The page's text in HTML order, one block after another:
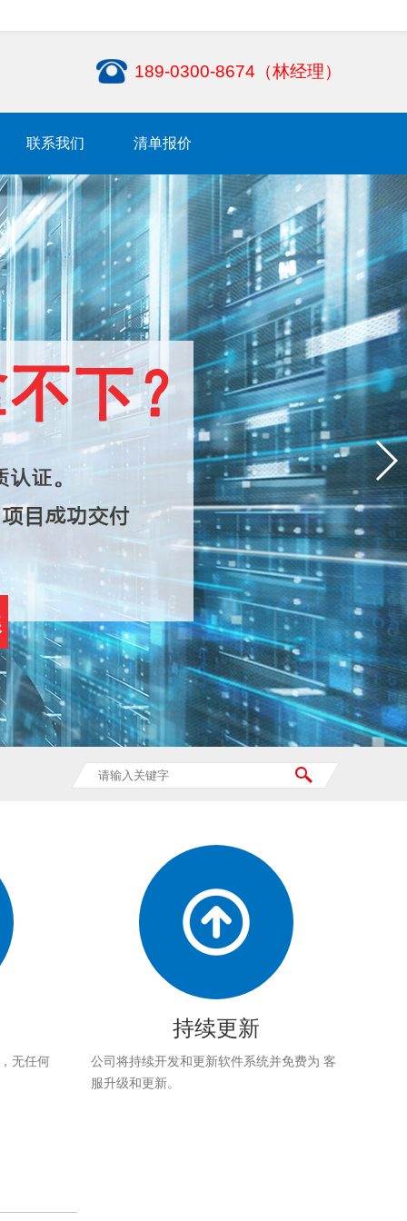
189-0300-8674（林经理）
联系我们 清单报价
无任何
持续更新
公司将持续开发和更新软件系统并免费为 客
服升级和更新。